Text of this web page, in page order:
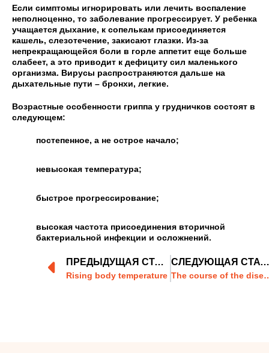
Если симптомы игнорировать или лечить воспаление
неполноценно, то заболевание прогрессирует. У ребенка
учащается дыхание, к сопелькам присоединяется
кашель, слезотечение, закисают глазки. Из-за
непрекращающейся боли в горле аппетит еще больше
слабеет, а это приводит к дефициту сил маленького
организма. Вирусы распространяются дальше на
дыхательные пути – бронхи, легкие.
Возрастные особенности гриппа у грудничков состоят в
следующем:
постепенное, а не острое начало;
невысокая температура;
быстрое прогрессирование;
высокая частота присоединения вторичной
бактериальной инфекции и осложнений.
ПРЕДЫДУЩАЯ СТАТЬЯ
Rising body temperature
СЛЕДУЮЩАЯ СТАТЬЯ
The course of the